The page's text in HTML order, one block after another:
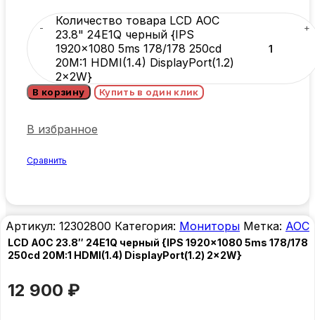
Количество товара LCD AOC
23.8" 24E1Q черный {IPS
1920x1080 5ms 178/178 250cd
20M:1 HDMI(1.4) DisplayPort(1.2)
2x2W}
В корзину Купить в один клик
В избранное
Сравнить
Артикул: 12302800 Категория: Мониторы Метка: AOC
LCD AOC 23.8″ 24E1Q черный {IPS 1920×1080 5ms 178/178
250cd 20M:1 HDMI(1.4) DisplayPort(1.2) 2x2W}
12 900 ₽